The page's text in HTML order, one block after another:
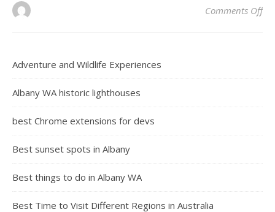
Comments Offon
Adventure and Wildlife Experiences
Albany WA historic lighthouses
best Chrome extensions for devs
Best sunset spots in Albany
Best things to do in Albany WA
Best Time to Visit Different Regions in Australia